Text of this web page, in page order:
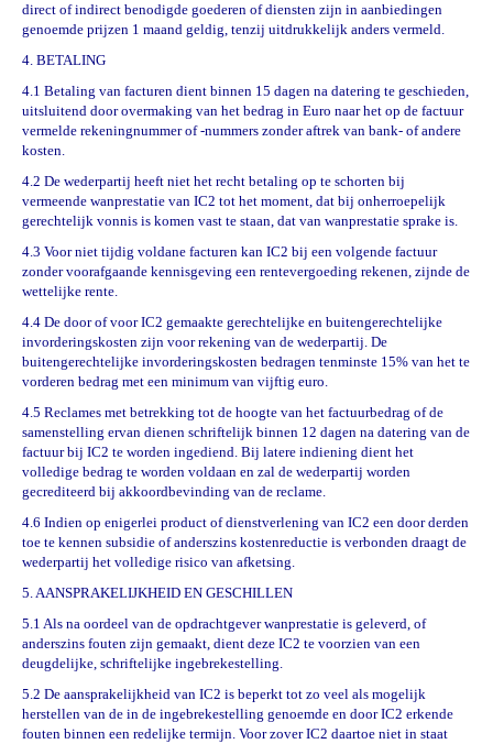
direct of indirect benodigde goederen of diensten zijn in aanbiedingen
genoemde prijzen 1 maand geldig, tenzij uitdrukkelijk anders vermeld.
4. BETALING
4.1 Betaling van facturen dient binnen 15 dagen na datering te geschieden,
uitsluitend door overmaking van het bedrag in Euro naar het op de factuur
vermelde rekeningnummer of -nummers zonder aftrek van bank- of andere
kosten.
4.2 De wederpartij heeft niet het recht betaling op te schorten bij
vermeende wanprestatie van IC2 tot het moment, dat bij onherroepelijk
gerechtelijk vonnis is komen vast te staan, dat van wanprestatie sprake is.
4.3 Voor niet tijdig voldane facturen kan IC2 bij een volgende factuur
zonder voorafgaande kennisgeving een rentevergoeding rekenen, zijnde de
wettelijke rente.
4.4 De door of voor IC2 gemaakte gerechtelijke en buitengerechtelijke
invorderingskosten zijn voor rekening van de wederpartij. De
buitengerechtelijke invorderingskosten bedragen tenminste 15% van het te
vorderen bedrag met een minimum van vijftig euro.
4.5 Reclames met betrekking tot de hoogte van het factuurbedrag of de
samenstelling ervan dienen schriftelijk binnen 12 dagen na datering van de
factuur bij IC2 te worden ingediend. Bij latere indiening dient het
volledige bedrag te worden voldaan en zal de wederpartij worden
gecrediteerd bij akkoordbevinding van de reclame.
4.6 Indien op enigerlei product of dienstverlening van IC2 een door derden
toe te kennen subsidie of anderszins kostenreductie is verbonden draagt de
wederpartij het volledige risico van afketsing.
5. AANSPRAKELIJKHEID EN GESCHILLEN
5.1 Als na oordeel van de opdrachtgever wanprestatie is geleverd, of
anderszins fouten zijn gemaakt, dient deze IC2 te voorzien van een
deugdelijke, schriftelijke ingebrekestelling.
5.2 De aansprakelijkheid van IC2 is beperkt tot zo veel als mogelijk
herstellen van de in de ingebrekestelling genoemde en door IC2 erkende
fouten binnen een redelijke termijn. Voor zover IC2 daartoe niet in staat